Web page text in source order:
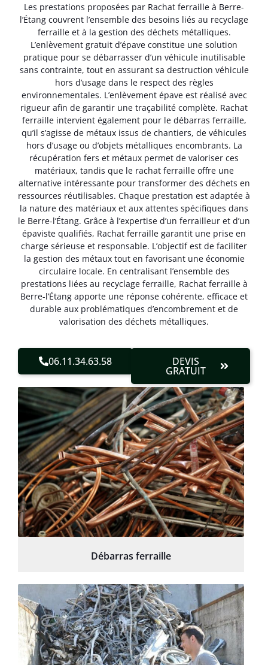
Les prestations proposées par Rachat ferraille à Berre-
l’Étang couvrent l’ensemble des besoins liés au recyclage
ferraille et à la gestion des déchets métalliques.
L’enlèvement gratuit d’épave constitue une solution
pratique pour se débarrasser d’un véhicule inutilisable
sans contrainte, tout en assurant sa destruction véhicule
hors d’usage dans le respect des règles
environnementales. L’enlèvement épave est réalisé avec
rigueur afin de garantir une traçabilité complète. Rachat
ferraille intervient également pour le débarras ferraille,
qu’il s’agisse de métaux issus de chantiers, de véhicules
hors d’usage ou d’objets métalliques encombrants. La
récupération fers et métaux permet de valoriser ces
matériaux, tandis que le rachat ferraille offre une
alternative intéressante pour transformer des déchets en
ressources réutilisables. Chaque prestation est adaptée à
la nature des matériaux et aux attentes spécifiques dans
le Berre-l’Étang. Grâce à l’expertise d’un ferrailleur et d’un
épaviste qualifiés, Rachat ferraille garantit une prise en
charge sérieuse et responsable. L’objectif est de faciliter
la gestion des métaux tout en favorisant une économie
circulaire locale. En centralisant l’ensemble des
prestations liées au recyclage ferraille, Rachat ferraille à
Berre-l’Étang apporte une réponse cohérente, efficace et
durable aux problématiques d’encombrement et de
valorisation des déchets métalliques.
06.11.34.63.58 DEVIS
GRATUIT
Débarras ferraille